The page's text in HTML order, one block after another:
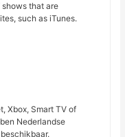
shows that are
such as iTunes.
Xbox, Smart TV of
Nederlandse